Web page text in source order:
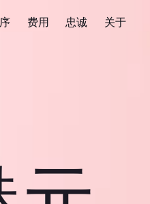
费用 忠诚 关于